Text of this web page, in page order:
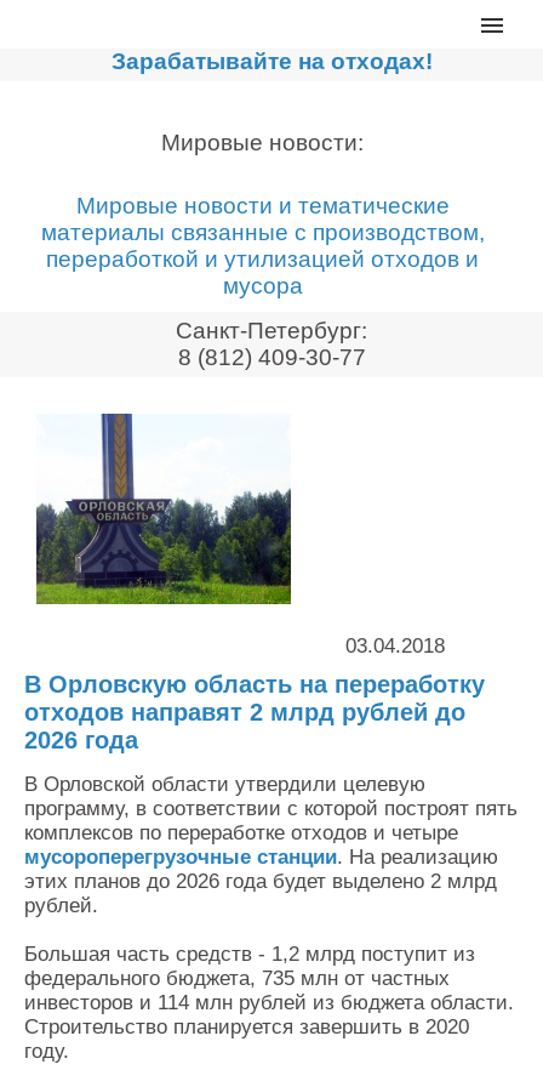
Главная
Сортировочные линии
Дробильное оборудование
Компакторы, контейнеры
Реализованные проекты
Видео
Новости компании
Мировые новости
О нас
Контакты
Оставить заявку
Зарабатывайте на отходах!
Мировые новости:
Мировые новости и тематические
материалы связанные с производством,
переработкой и утилизацией отходов и
мусора
Санкт-Петербург:
8 (812) 409-30-77
03.04.2018
В Орловскую область на переработку
отходов направят 2 млрд рублей до
2026 года
В Орловской области утвердили целевую
программу, в соответствии с которой построят пять
комплексов по переработке отходов и четыре
мусороперегрузочные станции. На реализацию
этих планов до 2026 года будет выделено 2 млрд
рублей.
Большая часть средств - 1,2 млрд поступит из
федерального бюджета, 735 млн от частных
инвесторов и 114 млн рублей из бюджета области.
Строительство планируется завершить в 2020
году.